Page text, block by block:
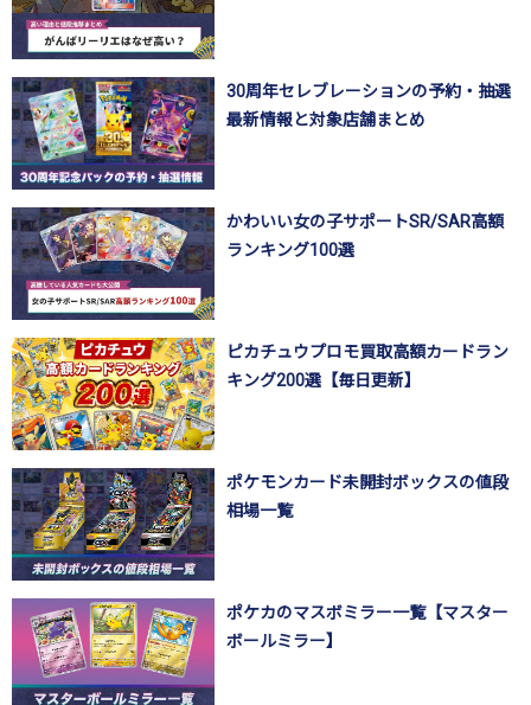
30周年セレブレーションの予約・抽選
最新情報と対象店舗まとめ
かわいい女の子サポートSR/SAR高額
ランキング100選
ピカチュウプロモ買取高額カードラン
キング200選【毎日更新】
ポケモンカード未開封ボックスの値段
相場一覧
ポケカのマスボミラー一覧【マスター
ボールミラー】